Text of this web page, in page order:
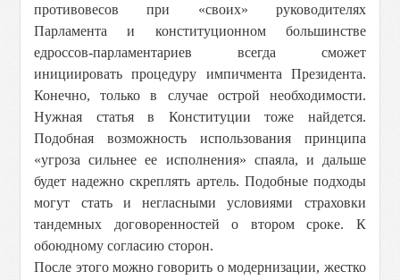
противовесов при «своих» руководителях
Парламента и конституционном большинстве
едроссов-парламентариев всегда сможет
инициировать процедуру импичмента Президента.
Конечно, только в случае острой необходимости.
Нужная статья в Конституции тоже найдется.
Подобная возможность использования принципа
«угроза сильнее ее исполнения» спаяла, и дальше
будет надежно скреплять артель. Подобные подходы
могут стать и негласными условиями страховки
тандемных договоренностей о втором сроке. К
обоюдному согласию сторон.
После этого можно говорить о модернизации, жестко